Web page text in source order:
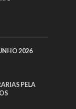
2026
PELA